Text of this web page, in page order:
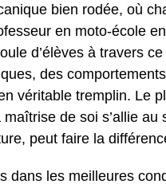
bien rodée, où
en moto-école
d’élèves à travers
des
véritable tremplin. Le
maîtrise de soi s’allie
peut faire la
dans les meilleures